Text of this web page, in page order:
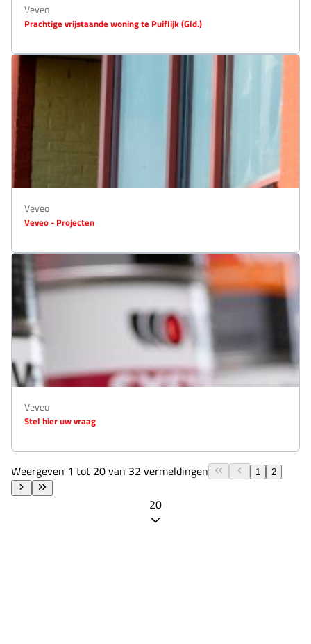
Veveo
Prachtige vrijstaande woning te Puiflijk (Gld.)
Veveo
Veveo - Projecten
Veveo
Stel hier uw vraag
Weergeven 1 tot 20 van 32 vermeldingen 1 2
20